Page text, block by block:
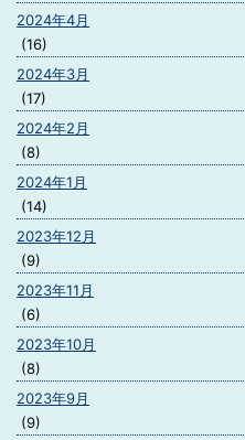
2024年4月
(16)
2024年3月
(17)
2024年2月
(8)
2024年1月
(14)
2023年12月
(9)
2023年11月
(6)
2023年10月
(8)
2023年9月
(9)